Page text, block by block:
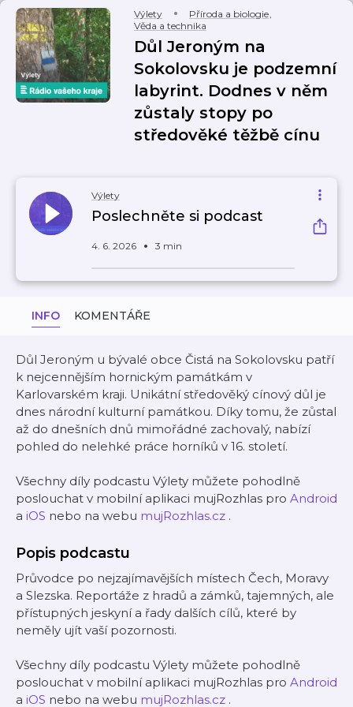
Výlety Příroda a biologie,
Věda a technika
Důl Jeroným na
Sokolovsku je podzemní
labyrint. Dodnes v něm
zůstaly stopy po
středověké těžbě cínu
Výlety
Poslechněte si podcast
4. 6. 2026 3 min
INFO KOMENTÁŘE
Důl Jeroným u bývalé obce Čistá na Sokolovsku patří
k nejcennějším hornickým památkám v
Karlovarském kraji. Unikátní středověký cínový důl je
dnes národní kulturní památkou. Díky tomu, že zůstal
až do dnešních dnů mimořádné zachovalý, nabízí
pohled do nelehké práce horníků v 16. století.
Všechny díly podcastu Výlety můžete pohodlně
poslouchat v mobilní aplikaci mujRozhlas pro Android
a iOS nebo na webu mujRozhlas.cz .
Popis podcastu
Průvodce po nejzajímavějších místech Čech, Moravy
a Slezska. Reportáže z hradů a zámků, tajemných, ale
přístupných jeskyní a řady dalších cílů, které by
neměly ujít vaší pozornosti.
Všechny díly podcastu Výlety můžete pohodlně
poslouchat v mobilní aplikaci mujRozhlas pro Android
a iOS nebo na webu mujRozhlas.cz .